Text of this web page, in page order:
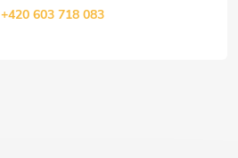
+420 603 718 083